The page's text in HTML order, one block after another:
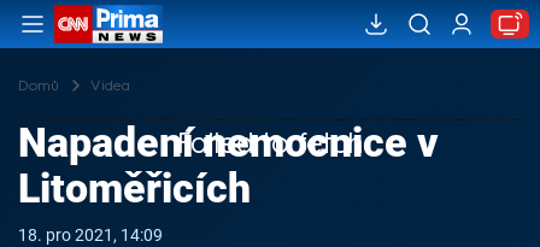
Domů Videa
Failed to fetch
Napadení nemocnice v
Litoměřicích
18. pro 2021, 14:09